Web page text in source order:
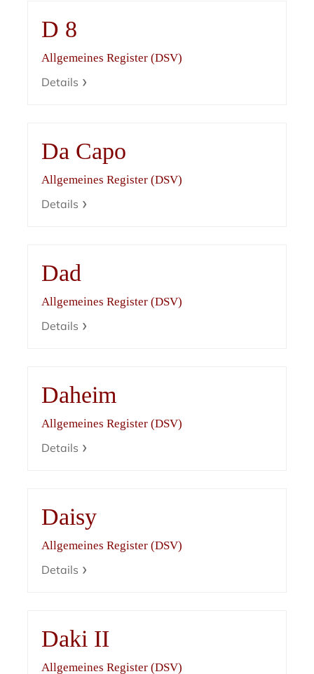
D 8
Allgemeines Register (DSV)
Details
Da Capo
Allgemeines Register (DSV)
Details
Dad
Allgemeines Register (DSV)
Details
Daheim
Allgemeines Register (DSV)
Details
Daisy
Allgemeines Register (DSV)
Details
Daki II
Allgemeines Register (DSV)